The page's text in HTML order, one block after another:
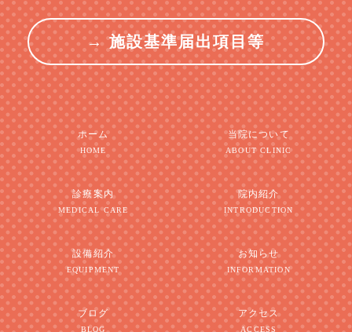
→ 施設基準届出項目等
ホーム
HOME
当院について
ABOUT CLINIC
診療案内
MEDICAL CARE
院内紹介
INTRODUCTION
設備紹介
EQUIPMENT
お知らせ
INFORMATION
ブログ
BLOG
アクセス
ACCESS